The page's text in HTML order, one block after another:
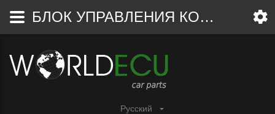
Pусский
БЛОК УПРАВЛЕНИЯ КОМФОРТ